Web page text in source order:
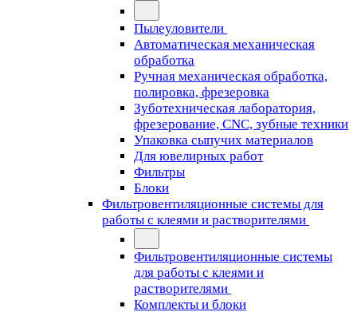
Пылеуловители
Автоматическая механическая
обработка
Ручная механическая обработка,
полировка, фрезеровка
Зуботехническая лаборатория,
фрезерование, CNC, зубные техники
Упаковка сыпучих материалов
Для ювелирных работ
Фильтры
Блоки
Фильтровентиляционные системы для
работы с клеями и растворителями
Фильтровентиляционные системы
для работы с клеями и
растворителями
Комплекты и блоки